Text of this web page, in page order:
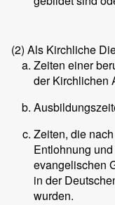
(2) Als Kirchliche
Zeiten einer
der Kirchlichen
Zeiten, die
Entlohnung
evangelischen
in der
wurden.